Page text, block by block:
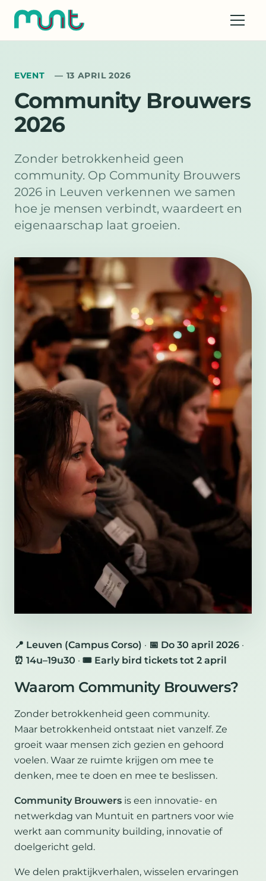
EVENT — 13 APRIL 2026
Community Brouwers
2026
Zonder betrokkenheid geen
community. Op Community Brouwers
2026 in Leuven verkennen we samen
hoe je mensen verbindt, waardeert en
eigenaarschap laat groeien.
📍 Leuven (Campus Corso) · 📅 Do 30 april 2026 ·
⏰ 14u–19u30 · 🎟 Early bird tickets tot 2 april
Waarom Community Brouwers?
Zonder betrokkenheid geen community.
Maar betrokkenheid ontstaat niet vanzelf. Ze
groeit waar mensen zich gezien en gehoord
voelen. Waar ze ruimte krijgen om mee te
denken, mee te doen en mee te beslissen.
Community Brouwers is een innovatie- en
netwerkdag van Muntuit en partners voor wie
werkt aan community building, innovatie of
doelgericht geld.
We delen praktijkverhalen, wisselen ervaringen